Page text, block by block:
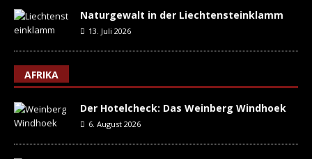
Naturgewalt in der Liechtensteinklamm
13. Juli 2026
AFRIKA
Der Hotelcheck: Das Weinberg Windhoek
6. August 2026